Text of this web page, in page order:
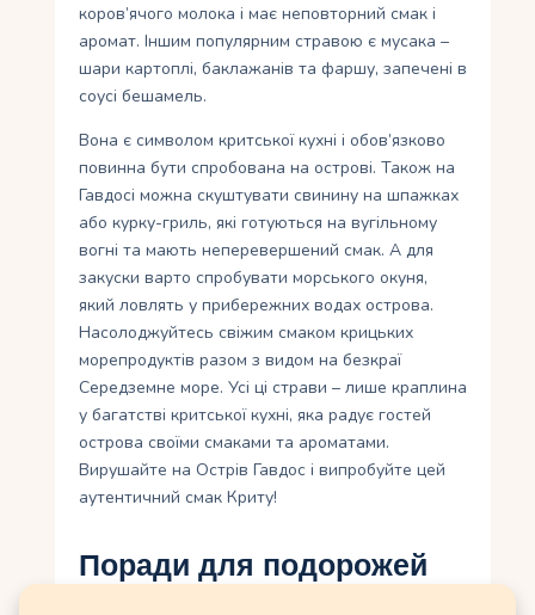
коров’ячого молока і має неповторний смак і
аромат. Іншим популярним стравою є мусака –
шари картоплі, баклажанів та фаршу, запечені в
соусі бешамель.
Вона є символом критської кухні і обов’язково
повинна бути спробована на острові. Також на
Гавдосі можна скуштувати свинину на шпажках
або курку-гриль, які готуються на вугільному
вогні та мають неперевершений смак. А для
закуски варто спробувати морського окуня,
який ловлять у прибережних водах острова.
Насолоджуйтесь свіжим смаком крицьких
морепродуктів разом з видом на безкраї
Середземне море. Усі ці страви – лише краплина
у багатстві критської кухні, яка радує гостей
острова своїми смаками та ароматами.
Вирушайте на Острів Гавдос і випробуйте цей
аутентичний смак Криту!
Поради для подорожей